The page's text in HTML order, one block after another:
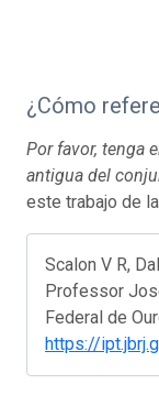
¿Cómo
Por favor, tenga
antigua del
este trabajo de
Scalon V R,
Professor
Federal de
https://